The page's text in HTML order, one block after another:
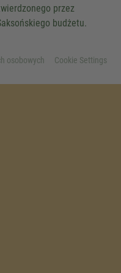
przez
budżetu.
osobowych Cookie Settings